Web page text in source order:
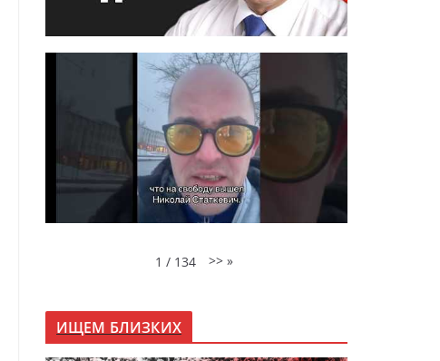
1 / 134 >> »
ИЩЕМ БЛИЗКИХ